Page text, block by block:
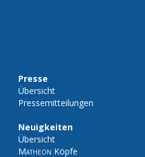
Presse
Übersicht
Pressemitteilungen
Neuigkeiten
Übersicht
Matheon Köpfe